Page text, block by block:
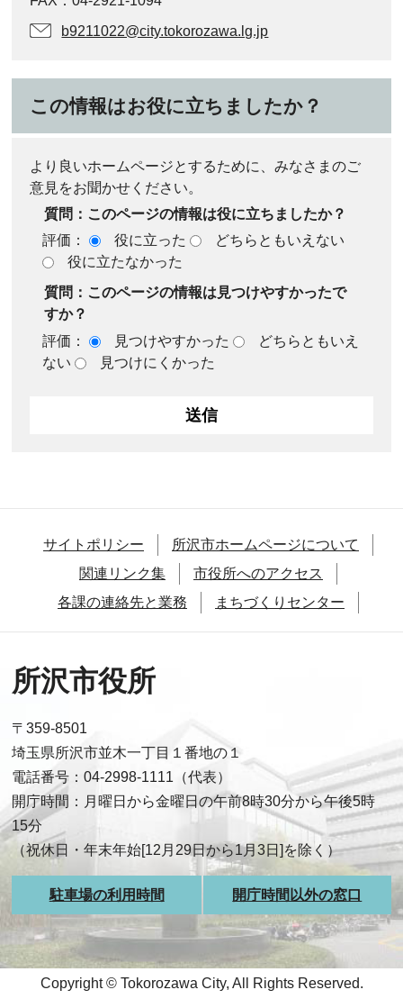
b9211022@city.tokorozawa.lg.jp
この情報はお役に立ちましたか？
より良いホームページとするために、みなさまのご
意見をお聞かせください。
質問：このページの情報は役に立ちましたか？
評価：
役に立った
どちらともいえない
役に立たなかった
質問：このページの情報は見つけやすかったで
すか？
評価：
見つけやすかった
どちらともいえ
ない
見つけにくかった
サイトポリシー
所沢市ホームページについて
関連リンク集
市役所へのアクセス
各課の連絡先と業務
まちづくりセンター
所沢市役所
〒359-8501
埼玉県所沢市並木一丁目１番地の１
電話番号：04-2998-1111（代表）
開庁時間：月曜日から金曜日の午前8時30分から午後5時
15分
（祝休日・年末年始[12月29日から1月3日]を除く）
駐車場の利用時間 開庁時間以外の窓口
Copyright © Tokorozawa City, All Rights Reserved.